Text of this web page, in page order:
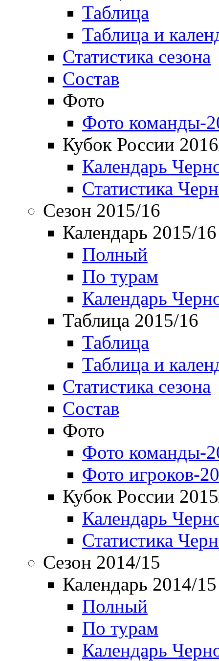
Таблица
Таблица и
Статистика сезона
Состав
Фото
Фото команды-
Кубок России
Календарь
Статистика
Сезон 2015/16
Календарь 2015/16
Полный
По турам
Календарь
Таблица 2015/16
Таблица
Таблица и
Статистика сезона
Состав
Фото
Фото команды-
Фото игроков-
Кубок России
Календарь
Статистика
Сезон 2014/15
Календарь 2014/15
Полный
По турам
Календарь